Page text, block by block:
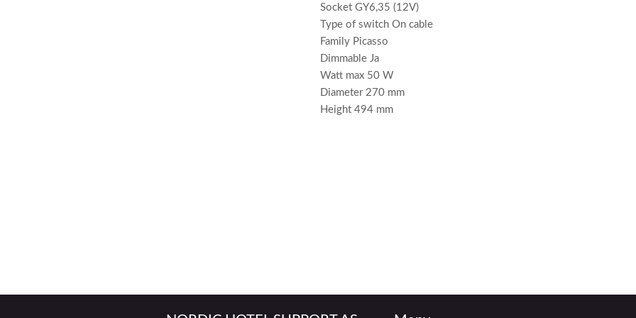
Socket GY6,35 (12V)
Type of switch On cable
Family Picasso
Dimmable Ja
Watt max 50 W
Diameter 270 mm
Height 494 mm